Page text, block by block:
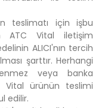
teslimatı için işbu
ATC Vital iletişim
ALICI'nın tercih
şarttır. Herhangi
veya banka
Vital ürünün teslimi
edilir.